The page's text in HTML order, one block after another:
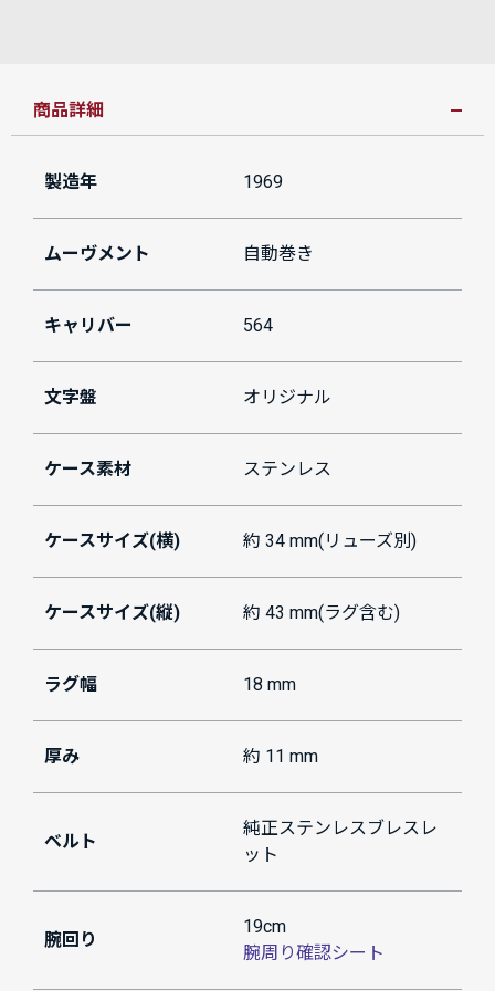
商品詳細
製造年 1969
ムーヴメント 自動巻き
キャリバー 564
文字盤 オリジナル
ケース素材 ステンレス
ケースサイズ(横) 約 34 mm(リューズ別)
ケースサイズ(縦) 約 43 mm(ラグ含む)
ラグ幅 18 mm
厚み 約 11 mm
ベルト
純正ステンレスブレスレ
ット
腕回り
19cm
腕周り確認シート